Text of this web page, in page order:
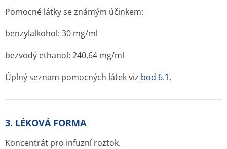
Pomocné látky se známým účinkem:
benzylalkohol: 30 mg/ml
bezvodý ethanol: 240,64 mg/ml
Úplný seznam pomocných látek viz bod 6.1.
3. LÉKOVÁ FORMA
Koncentrát pro infuzní roztok.